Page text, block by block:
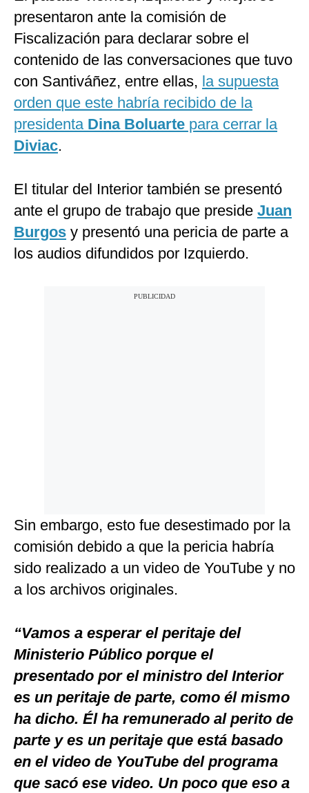
presentaron ante la comisión de
Fiscalización para declarar sobre el
contenido de las conversaciones que tuvo
con Santiváñez, entre ellas, la supuesta
orden que este habría recibido de la
presidenta Dina Boluarte para cerrar la
Diviac.
El titular del Interior también se presentó
ante el grupo de trabajo que preside Juan
Burgos y presentó una pericia de parte a
los audios difundidos por Izquierdo.
Sin embargo, esto fue desestimado por la
comisión debido a que la pericia habría
sido realizado a un video de YouTube y no
a los archivos originales.
“Vamos a esperar el peritaje del
Ministerio Público porque el
presentado por el ministro del Interior
es un peritaje de parte, como él mismo
ha dicho. Él ha remunerado al perito de
parte y es un peritaje que está basado
en el video de YouTube del programa
que sacó ese video. Un poco que eso a